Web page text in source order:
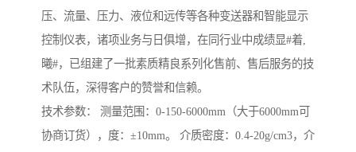
压、流量、压力、液位和远传等各种变送器和智能显示
控制仪表，诸项业务与日俱增，在同行业中成绩显#着,
曦#，已组建了一批素质精良系列化售前、售后服务的技
术队伍，深得客户的赞誉和信赖。
技术参数： 测量范围：0-150-6000mm（大于6000mm可
协商订货），度：±10mm。 介质密度：0.4-20g/cm3，介